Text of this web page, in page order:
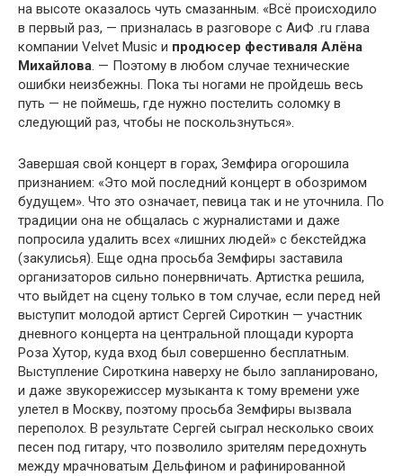
на высоте оказалось чуть смазанным. «Всё происходило
в первый раз, — призналась в разговоре с АиФ .ru глава
компании Velvet Music и продюсер фестиваля Алёна
Михайлова. — Поэтому в любом случае технические
ошибки неизбежны. Пока ты ногами не пройдешь весь
путь — не поймешь, где нужно постелить соломку в
следующий раз, чтобы не поскользнуться».
Завершая свой концерт в горах, Земфира огорошила
признанием: «Это мой последний концерт в обозримом
будущем». Что это означает, певица так и не уточнила. По
традиции она не общалась с журналистами и даже
попросила удалить всех «лишних людей» с бекстейджа
(закулисья). Еще одна просьба Земфиры заставила
организаторов сильно понервничать. Артистка решила,
что выйдет на сцену только в том случае, если перед ней
выступит молодой артист Сергей Сироткин — участник
дневного концерта на центральной площади курорта
Роза Хутор, куда вход был совершенно бесплатным.
Выступление Сироткина наверху не было запланировано,
и даже звукорежиссер музыканта к тому времени уже
улетел в Москву, поэтому просьба Земфиры вызвала
переполох. В результате Сергей сыграл несколько своих
песен под гитару, что позволило зрителям передохнуть
между мрачноватым Дельфином и рафинированной